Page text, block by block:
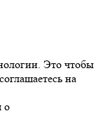
Это чтобы
на
о